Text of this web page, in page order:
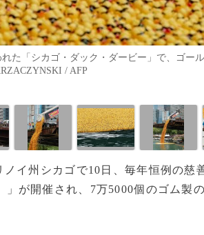
た「シカゴ・ダック・ダービー」で、ゴー
/ AFP
ノイ州シカゴで10日、毎年恒例の
」が開催され、7万5000個のゴム製